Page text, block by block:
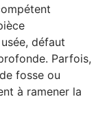
défaut
Parfois,
fosse ou
à ramener la